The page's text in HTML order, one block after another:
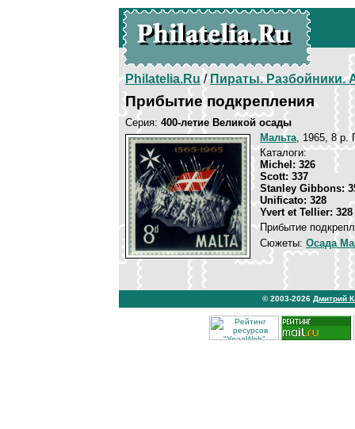
Philatelia.Ru/Пираты. Разбойники.
Прибытие подкрепления
Серия: 400-летие Великой осады
Мальта, 1965, 8 p.
Каталоги:
Michel: 326
Scott: 337
Stanley Gibbons:
Unificato: 328
Yvert et Tellier: 328
Прибытие
Сюжеты: Осада
© 2003-2026 Дмитрий